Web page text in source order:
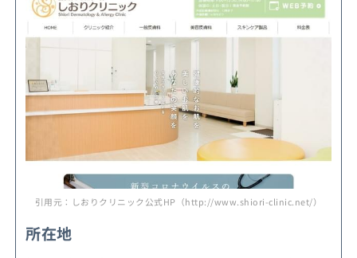
引用元：しおりクリニック公式HP（http://www.shiori-clinic.net/）
所在地